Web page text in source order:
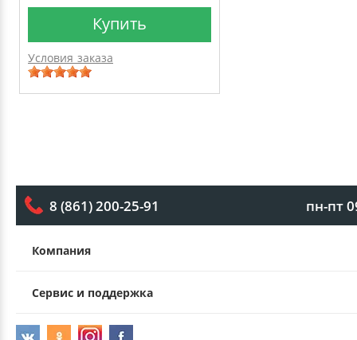
Купить
Условия заказа
8 (861) 200-25-91 пн-пт
Компания
Сервис и поддержка